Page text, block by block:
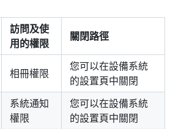
訪問及使
用的權限
關閉路徑
相冊權限
您可以在設備系統
的設置頁中關閉
系統通知
權限
您可以在設備系統
的設置頁中關閉